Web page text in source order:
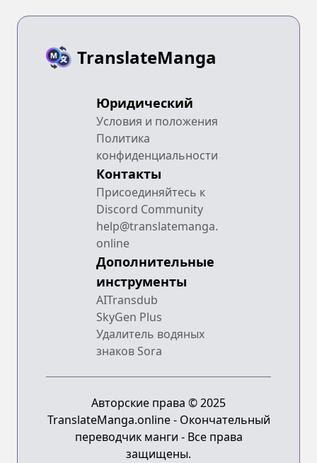
TranslateManga
Юридический
Условия и положения
Политика
конфиденциальности
Контакты
Присоединяйтесь к
Discord Community
help@translatemanga.
online
Дополнительные
инструменты
AITransdub
SkyGen Plus
Удалитель водяных
знаков Sora
Авторские права © 2025
TranslateManga.online - Окончательный
переводчик манги - Все права
защищены.